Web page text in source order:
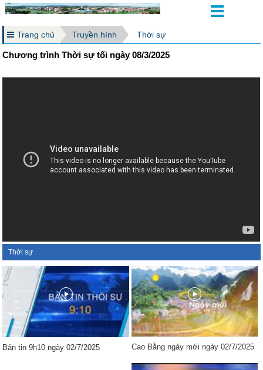
Trang chủ Truyền hình Thời sự
Chương trình Thời sự tối ngày 08/3/2025
Thời sự
Bản tin 9h10 ngày 02/7/2025 Cao Bằng ngày mới ngày 02/7/2025